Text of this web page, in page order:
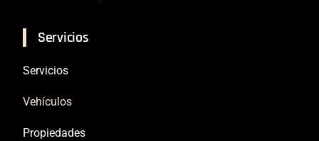
Servicios
Servicios
Vehículos
Propiedades